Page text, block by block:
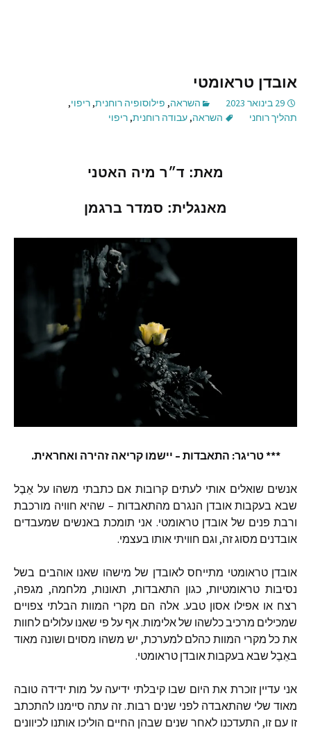
אובדן טראומטי
29 בינואר 2023 השראה, פילוסופיה רוחנית, ריפוי,
תהליך רוחני
השראה, עבודה רוחנית, ריפוי
מאת: ד״ר מיה האטני
מאנגלית: סמדר ברגמן
*** טריגר: התאבדות – יישמו קריאה זהירה ואחראית.
אנשים שואלים אותי לעתים קרובות אם כתבתי משהו על אֵבֶל
שבא בעקבות אובדן הנגרם מהתאבדות – שהיא חוויה מורכבת
ורבת פנים של אובדן טראומטי. אני תומכת באנשים שמעבדים
אובדנים מסוגזה, וגם חוויתי אותו בעצמי.
אובדן טראומטי מתייחס לאובדן של מישהו שאנו אוהבים בשל
נסיבות טראומטיות,כגון התאבדות, תאונות, מלחמה, מגפה,
רצח או אפילו אסון טבע.אלה הם מקרי המוות הבלתי צפויים
שמכילים מרכיבכלשהו שלאלימות.אף על פי שאנו עלולים לחוות
את כל מקרי המוות כהלם למערכת, יש משהו מסוים ושונה מאוד
באֵבֶל שבא בעקבותאובדן טראומטי.
אני עדיין זוכרת את היום שבו קיבלתי ידיעה על מות ידידה טובה
מאוד שלי שהתאבדה לפני שנים רבות. זה עתה סיימנו להתכתב
זו עם זו, התעדכנו לאחר שנים שבהן החיים הוליכו אותנו לכיוונים